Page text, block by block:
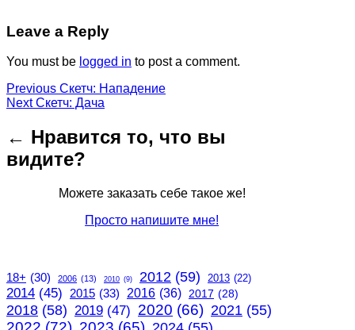
Leave a Reply
You must be logged in to post a comment.
Post
navigation
Previous Previous
post:
Скетч: Нападение
Next Next
Скетч: Дача
← Нравится то, что вы
видите?
Можете заказать себе такое же!
Просто напишите мне!
18+ (30) 2006 (13) 2010 (9) 2012 (59) 2013 (22)
2014 (45) 2015 (33) 2016 (36) 2017 (28)
2018 (58) 2019 (47) 2020 (66) 2021 (55)